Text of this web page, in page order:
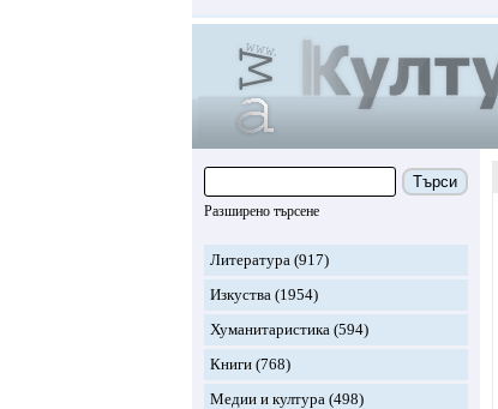
Търси
Разширено търсене
Литература (917)
Изкуства (1954)
Хуманитаристика (594)
Книги (768)
Медии и култура (498)